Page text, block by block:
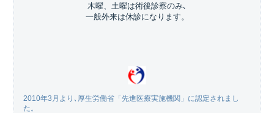
木曜、土曜は術後診察のみ､
一般外来は休診になります。
2010年3月より､厚生労働省「先進医療実施機関」に認定されまし
た。